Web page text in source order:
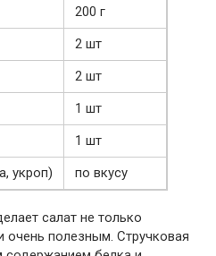
200 г
2 шт
2 шт
1 шт
1 шт
укроп)
по вкусу
салат не только
полезным. Стручковая